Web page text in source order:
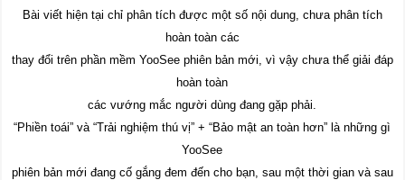
Bài viết hiện tại chỉ phân tích được một số nội dung, chưa phân tích
hoàn toàn các
thay đổi trên phần mềm YooSee phiên bản mới, vì vậy chưa thể giải đáp
hoàn toàn
các vướng mắc người dùng đang gặp phải.
“Phiền toái” và “Trải nghiệm thú vị” + “Bảo mật an toàn hơn” là những gì
YooSee
phiên bản mới đang cố gắng đem đến cho bạn, sau một thời gian và sau